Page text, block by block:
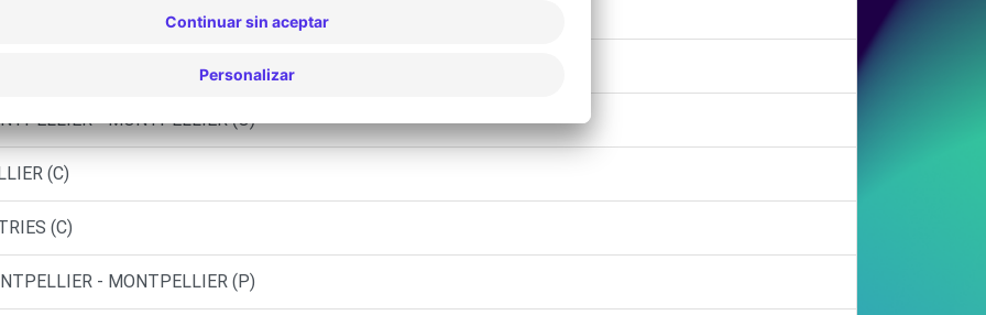
LATTES - LATTES (C)
- MONTPELLIER (O)
(C)
(C)
- MONTPELLIER (P)